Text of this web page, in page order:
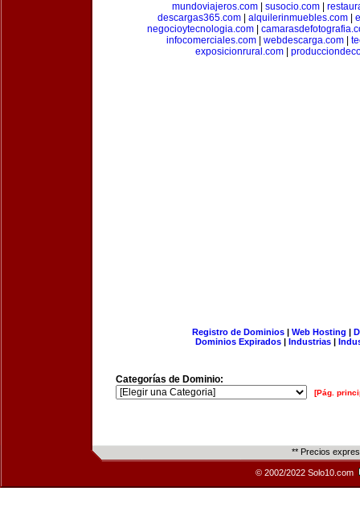
mundoviajeros.com| susocio.com|
descargas365.com| alquilerinmuebles.com|
negocioytecnologia.com
infocomerciales.com| webdescarga.com|
exposicionrural.com
Registro de Dominios| Web Hosting |
Dominios Expirados | Industrias |
Categorías de Dominio:
[Pág.
** Precios
© 2002/2022 Solo10.com